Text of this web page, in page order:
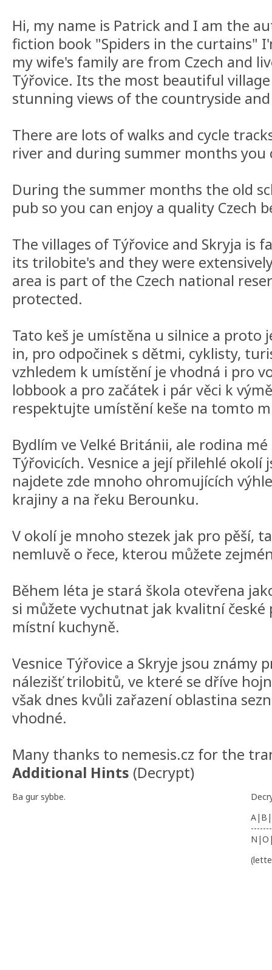
Hi, my name is Patrick and I am the
fiction book "Spiders in the curtains"
my wife's family are from Czech and
Týřovice. Its the most beautiful
stunning views of the countryside
There are lots of walks and cycle
river and during summer months you
During the summer months the old
pub so you can enjoy a quality Czech
The villages of Týřovice and Skryja is
its trilobite's and they were
area is part of the Czech national
protected.
Tato keš je umístěna u silnice a proto
in, pro odpočinek s dětmi, cyklisty,
vzhledem k umístění je vhodná i pro
lobbook a pro začátek i pár věci k
respektujte umístění keše na tomto
Bydlím ve Velké Británii, ale rodina mé
Týřovicích. Vesnice a její přilehlé okolí
najdete zde mnoho ohromujících
krajiny a na řeku Berounku.
V okolí je mnoho stezek jak pro pěší,
nemluvě o řece, kterou můžete
Během léta je stará škola otevřena
si můžete vychutnat jak kvalitní české
místní kuchyně.
Vesnice Týřovice a Skryje jsou známy
nálezišť trilobitů, ve které se dříve
však dnes kvůli zařazení oblastina
vhodné.
Many thanks to nemesis.cz for the
Additional Hints (Decrypt)
Ba gur sybbe.